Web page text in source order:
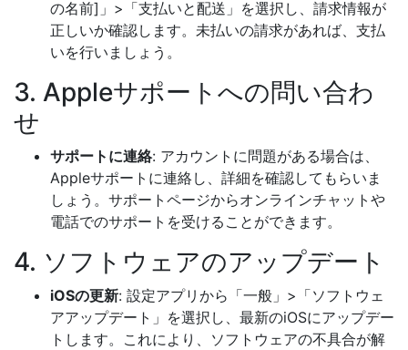
の名前]」>「支払いと配送」を選択し、請求情報が
正しいか確認します。未払いの請求があれば、支払
いを行いましょう。
3. Appleサポートへの問い合わ
せ
サポートに連絡: アカウントに問題がある場合は、
Appleサポートに連絡し、詳細を確認してもらいま
しょう。サポートページからオンラインチャットや
電話でのサポートを受けることができます。
4. ソフトウェアのアップデート
iOSの更新: 設定アプリから「一般」>「ソフトウェ
アアップデート」を選択し、最新のiOSにアップデー
トします。これにより、ソフトウェアの不具合が解